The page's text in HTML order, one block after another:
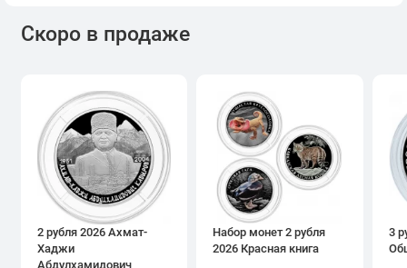
Скоро в продаже
2 рубля 2026 Ахмат-
Хаджи
Абдулхамидович
Набор монет 2 рубля
2026 Красная книга
3